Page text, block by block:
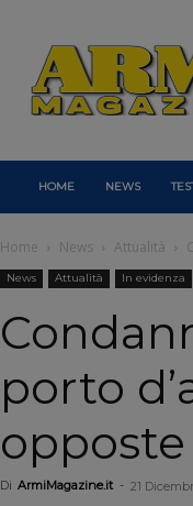
Armi
Magazine
HOME NEWS
Home News Attualità
News Attualità In evidenza
porto
opposte
Di ArmiMagazine.it - 21